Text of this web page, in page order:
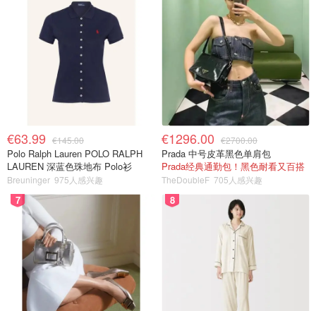
€63.99 €145.00
Polo Ralph Lauren POLO RALPH
LAUREN 深蓝色珠地布 Polo衫
Breuninger 975人感兴趣
€1296.00 €2700.00
Prada 中号皮革黑色单肩包
Prada经典通勤包！黑色耐看又百搭
TheDoubleF 705人感兴趣
7 8